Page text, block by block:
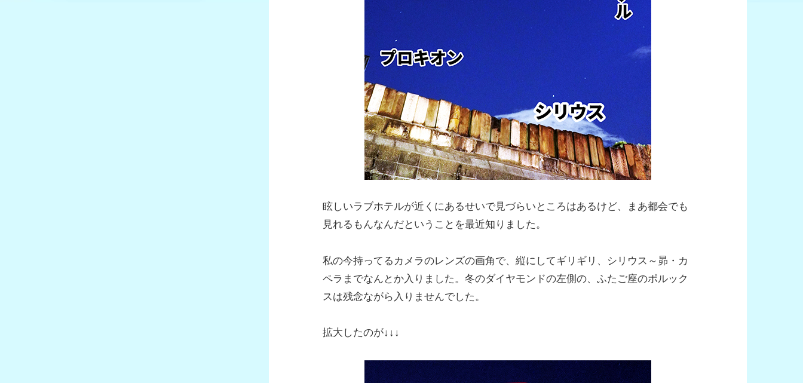
眩しいラブホテルが近くにあるせいで見づらいところはあるけど、まあ都会でも
見れるもんなんだということを最近知りました。
私の今持ってるカメラのレンズの画角で、縦にしてギリギリ、シリウス～昴・カ
ペラまでなんとか入りました。冬のダイヤモンドの左側の、ふたご座のポルック
スは残念ながら入りませんでした。
拡大したのが↓↓↓